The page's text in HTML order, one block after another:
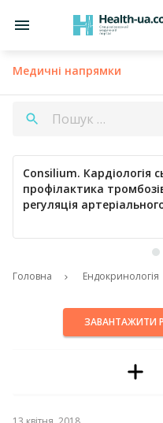
Медичні напрямки
Consilium. Кардіологія
профілактика
регуляція
Головна Ендокринологія
ЗАВАНТАЖИТИ